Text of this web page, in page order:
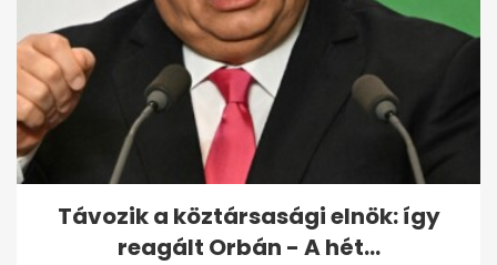
Gajdos: ennyi vizet tartunk
meg Magyarországon, ez
most alapfeladat
Távozik a köztársasági elnök: így
reagált Orbán - A hét...